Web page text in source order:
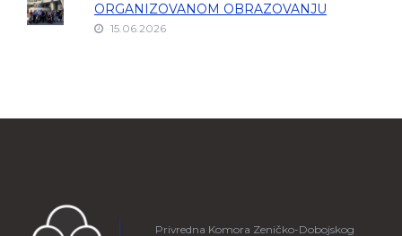
ORGANIZOVANOM OBRAZOVANJU
15.06.2026
Privredna Komora Zeničko-Dobojskog